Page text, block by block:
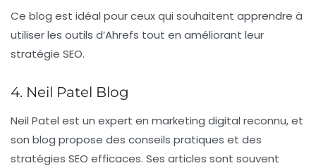
Ce blog est idéal pour ceux qui souhaitent apprendre à
utiliser les outils d’Ahrefs tout en améliorant leur
stratégie SEO.
4. Neil Patel Blog
Neil Patel est un expert en marketing digital reconnu, et
son blog propose des conseils pratiques et des
stratégies SEO efficaces. Ses articles sont souvent